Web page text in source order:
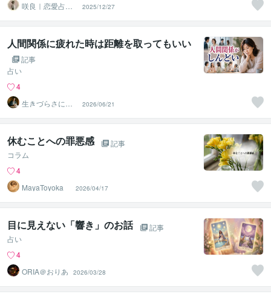
咲良｜恋愛占い
心導師
2025/12/27
人間関係に疲れた時は距離を取ってもいい
記事
占い
4
生きづらさに寄
り添う九星気学
鑑定士
2026/06/21
休むことへの罪悪感
記事
コラム
4
MayaToyoka
2026/04/17
目に見えない「響き」のお話
記事
占い
4
ORIA＠おりあ
2026/03/28